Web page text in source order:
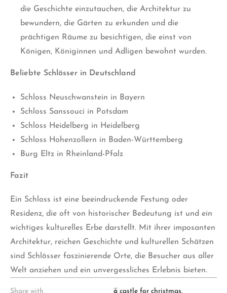
die Geschichte einzutauchen, die Architektur zu
bewundern, die Gärten zu erkunden und die
prächtigen Räume zu besichtigen, die einst von
Königen, Königinnen und Adligen bewohnt wurden.
Beliebte Schlösser in Deutschland
Schloss Neuschwanstein in Bayern
Schloss Sanssouci in Potsdam
Schloss Heidelberg in Heidelberg
Schloss Hohenzollern in Baden-Württemberg
Burg Eltz in Rheinland-Pfalz
Fazit
Ein Schloss ist eine beeindruckende Festung oder
Residenz, die oft von historischer Bedeutung ist und ein
wichtiges kulturelles Erbe darstellt. Mit ihrer imposanten
Architektur, reichen Geschichte und kulturellen Schätzen
sind Schlösser faszinierende Orte, die Besucher aus aller
Welt anziehen und ein unvergessliches Erlebnis bieten.
Share with T
a castle for christmas,